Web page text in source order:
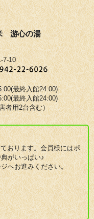
游心の湯
7-10
終入館24:00)
最終入館24:00)
者用2台含む）
おります。会員様にはポ
がいっぱい♪
へお進みください。